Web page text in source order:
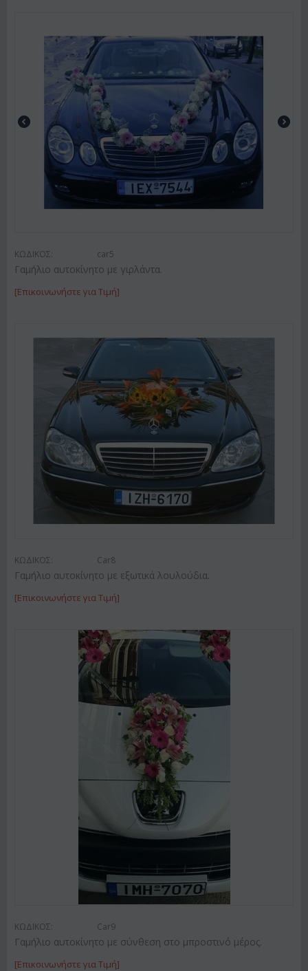
ΚΩΔΙΚΟΣ: car5
Γαμήλιο αυτοκίνητο με γιρλάντα.
[Επικοινωνήστε για Τιμή]
ΚΩΔΙΚΟΣ: Car8
Γαμήλιο αυτοκίνητο με εξωτικά λουλούδια.
[Επικοινωνήστε για Τιμή]
ΚΩΔΙΚΟΣ: Car9
Γαμήλιο αυτοκίνητο με σύνθεση στο μπροστινό μέρος.
[Επικοινωνήστε για Τιμή]